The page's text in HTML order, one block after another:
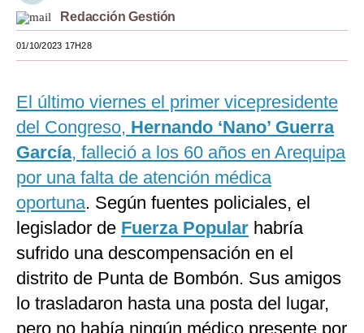
Estilos
Mundo
México
España
Internacional
Tecnología
Club del Suscriptor
Mix
Redacción Gestión
01/10/2023 17H28
El último viernes el primer vicepresidente
del Congreso, Hernando ‘Nano’ Guerra
García, falleció a los 60 años en Arequipa
por una falta de atención médica
oportuna. Según fuentes policiales, el
legislador de Fuerza Popular habría
sufrido una descompensación en el
distrito de Punta de Bombón. Sus amigos
lo trasladaron hasta una posta del lugar,
pero no había ningún médico presente por